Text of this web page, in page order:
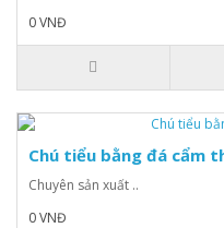
0 VNĐ
Chú tiểu bằng đá cẩm
Chuyên sản xuất ..
0 VNĐ